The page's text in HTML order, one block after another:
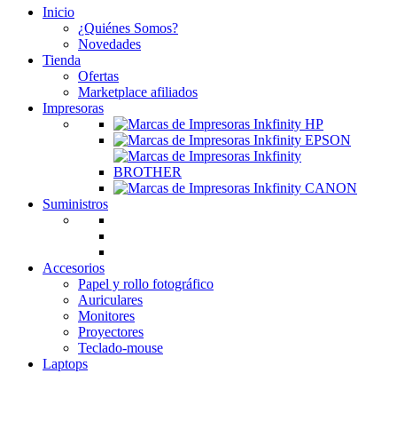
Inicio
¿Quiénes Somos?
Novedades
Tienda
Ofertas
Marketplace afiliados
Impresoras
Suministros
Accesorios
Papel y rollo fotográfico
Auriculares
Monitores
Proyectores
Teclado-mouse
Laptops